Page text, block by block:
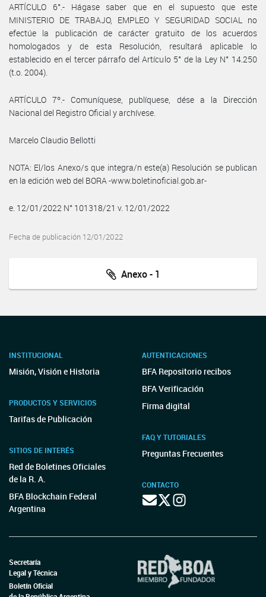
ARTÍCULO 6°.- Hágase saber que en el supuesto que este
MINISTERIO DE TRABAJO, EMPLEO Y SEGURIDAD SOCIAL no
efectúe la publicación de carácter gratuito de los acuerdos
homologados y de esta Resolución, resultará aplicable lo
establecido en el tercer párrafo del Artículo 5° de la Ley N° 14.250
(t.o. 2004).
ARTÍCULO 7º.- Comuníquese, publíquese, dése a la Dirección
Nacional del Registro Oficial y archívese.
Marcelo Claudio Bellotti
NOTA: El/los Anexo/s que integra/n este(a) Resolución se publican
en la edición web del BORA -www.boletinoficial.gob.ar-
e. 12/01/2022 N° 101318/21 v. 12/01/2022
Fecha de publicación 12/01/2022
Anexo - 1
INSTITUCIONAL
Misión, Visión e Historia
PRODUCTOS Y SERVICIOS
Tarifas de Publicación
SITIOS DE INTERÉS
Red de Boletines Oficiales
de la R. A.
BFA Blockchain Federal
Argentina
AUTENTICACIONES
BFA Repositorio recibos
BFA Verificación
Firma digital
FAQ Y TUTORIALES
Preguntas Frecuentes
CONTACTO
Secretaría
Legal y Técnica
Boletín Oficial